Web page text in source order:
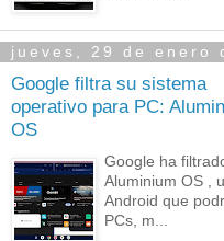
jueves, 29 de enero
Google filtra su sistema
operativo para PC:
OS
Google ha
Aluminium OS ,
Android que
PCs, m...